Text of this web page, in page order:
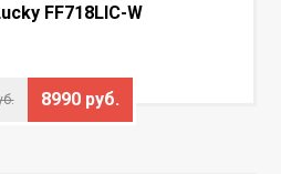
FF718LIС-W
8990 руб.